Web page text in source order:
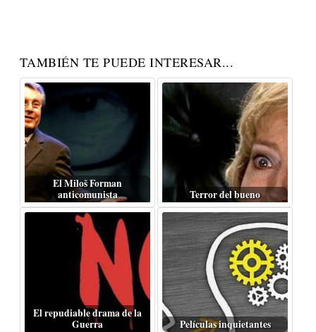
TAMBIÉN TE PUEDE INTERESAR...
El Miloš Forman
anticomunista
Terror del bueno
El repudiable drama de la
Guerra
Películas inquietantes